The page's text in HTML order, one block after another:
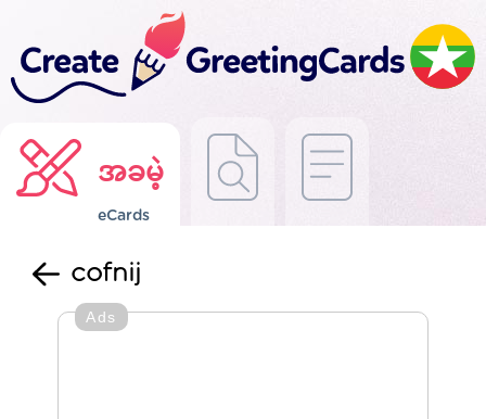
အခမဲ့
eCards
cofnij
Ads